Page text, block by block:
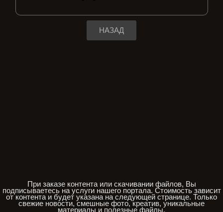
НАЗАД
При заказе контента или скачивании файлов, Вы
подписываетесь на услуги нашего портала. Стоимость зависит
от контента и будет указана на следующей странице. Только
свежие новости, смешные фото, креатив, уникальные
материалы и полезные файлы.